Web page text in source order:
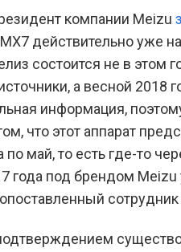
еще
компании Meizu
действительно уже
состоится не в этом
а весной 2018
информация,
что этот аппарат
май, то есть где-то
года под брендом
сотрудник